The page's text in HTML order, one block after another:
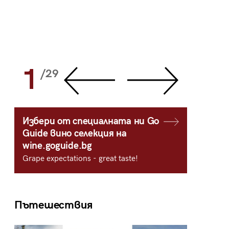
1 /29
Избери от специалната ни Go
Guide вино селекция на
wine.goguide.bg
Grape expectations - great taste!
Пътешествия